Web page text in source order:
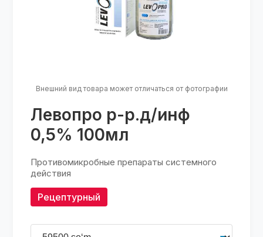
Внешний вид товара может отличаться от фотографии
Левопро р-р.д/инф
0,5% 100мл
Противомикробные препараты системного
действия
Рецептурный